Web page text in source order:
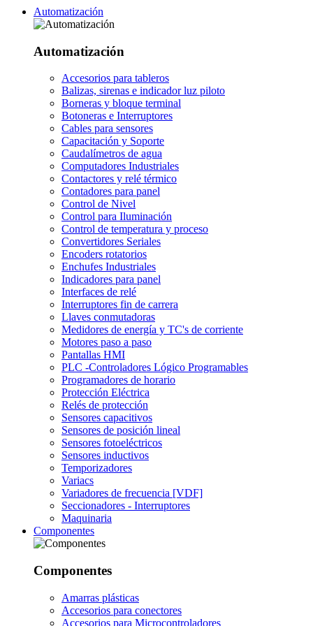
Automatización
Automatización
Accesorios para tableros
Balizas, sirenas e indicador luz piloto
Borneras y bloque terminal
Botoneras e Interruptores
Cables para sensores
Capacitación y Soporte
Caudalímetros de agua
Computadores Industriales
Contactores y relé térmico
Contadores para panel
Control de Nivel
Control para Iluminación
Control de temperatura y proceso
Convertidores Seriales
Encoders rotatorios
Enchufes Industriales
Indicadores para panel
Interfaces de relé
Interruptores fin de carrera
Llaves conmutadoras
Medidores de energía y TC's de corriente
Motores paso a paso
Pantallas HMI
PLC -Controladores Lógico Programables
Programadores de horario
Protección Eléctrica
Relés de protección
Sensores capacitivos
Sensores de posición lineal
Sensores fotoeléctricos
Sensores inductivos
Temporizadores
Variacs
Variadores de frecuencia [VDF]
Seccionadores - Interruptores
Maquinaria
Componentes
Componentes
Amarras plásticas
Accesorios para conectores
Accesorios para Microcontroladores